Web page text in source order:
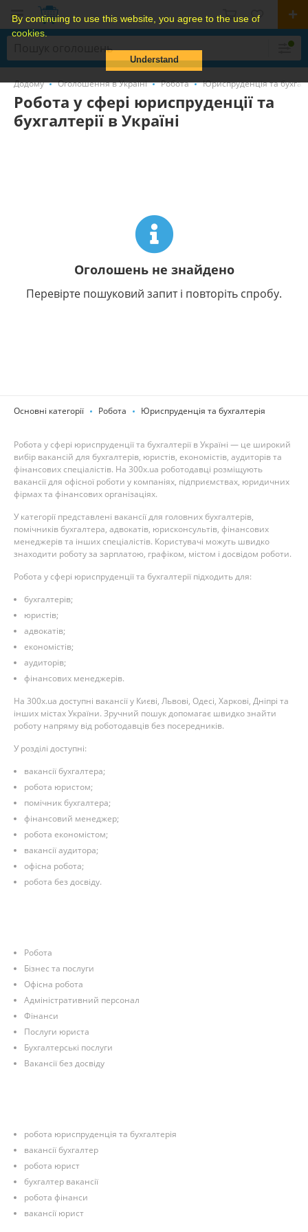
By continuing to use this website, you agree to the use of
cookies.
Understand
Додому Оголошення в Україні Робота Юриспруденція та
Робота у сфері юриспруденції та
бухгалтерії в Україні
Оголошень не знайдено
Перевірте пошуковий запит і повторіть спробу.
Основні категорії Робота Юриспруденція та бухгалтерія
Робота у сфері юриспруденції та бухгалтерії в Україні — це широкий
вибір вакансій для бухгалтерів, юристів, економістів, аудиторів та
фінансових спеціалістів. На 300x.ua роботодавці розміщують
вакансії для офісної роботи у компаніях, підприємствах, юридичних
фірмах та фінансових організаціях.
У категорії представлені вакансії для головних бухгалтерів,
помічників бухгалтера, адвокатів, юрисконсультів, фінансових
менеджерів та інших спеціалістів. Користувачі можуть швидко
знаходити роботу за зарплатою, графіком, містом і досвідом роботи.
Робота у сфері юриспруденції та бухгалтерії підходить для:
бухгалтерів;
юристів;
адвокатів;
економістів;
аудиторів;
фінансових менеджерів.
На 300x.ua доступні вакансії у Києві, Львові, Одесі, Харкові, Дніпрі та
інших містах України. Зручний пошук допомагає швидко знайти
роботу напряму від роботодавців без посередників.
У розділі доступні:
вакансії бухгалтера;
робота юристом;
помічник бухгалтера;
фінансовий менеджер;
робота економістом;
вакансії аудитора;
офісна робота;
робота без досвіду.
Робота
Бізнес та послуги
Офісна робота
Адміністративний персонал
Фінанси
Послуги юриста
Бухгалтерські послуги
Вакансії без досвіду
робота юриспруденція та бухгалтерія
вакансії бухгалтер
робота юрист
бухгалтер вакансії
робота фінанси
вакансії юрист